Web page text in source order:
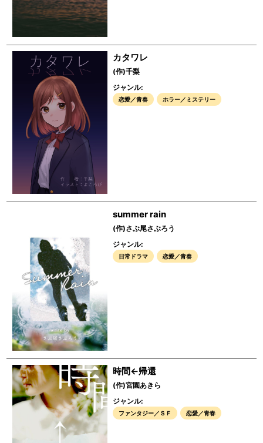
カタワレ
(作)千梨
ジャンル:
恋愛／青春 ホラー／ミステリー
summer rain
(作)さぶ尾さぶろう
ジャンル:
日常ドラマ 恋愛／青春
時間←帰還
(作)宮園あきら
ジャンル:
ファンタジー／ＳＦ 恋愛／青春